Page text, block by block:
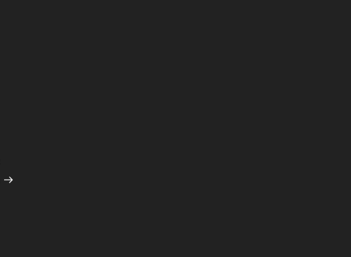
запись